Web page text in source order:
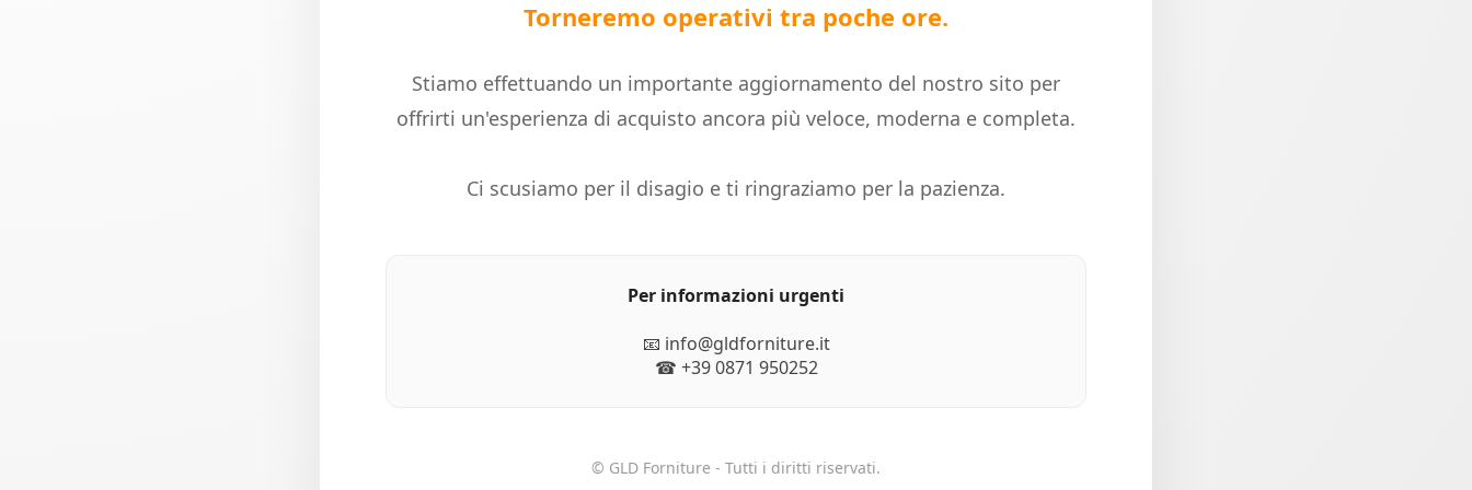
Torneremo operativi tra poche ore.
Stiamo effettuando un importante aggiornamento del nostro sito per
offrirti un'esperienza di acquisto ancora più veloce, moderna e completa.
Ci scusiamo per il disagio e ti ringraziamo per la pazienza.
Per informazioni urgenti
📧 info@gldforniture.it
☎ +39 0871 950252
© GLD Forniture - Tutti i diritti riservati.